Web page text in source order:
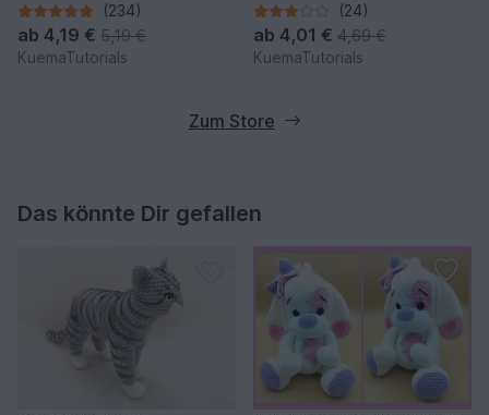
(234)
ab 4,19 € 5,19 €
KuemaTutorials
(24)
ab 4,01 € 4,69 €
KuemaTutorials
Zum Store
Das könnte Dir gefallen